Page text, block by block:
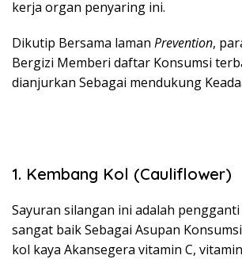
kerja organ penyaring ini.
Dikutip Bersama laman Prevention,
Bergizi Memberi daftar Konsumsi
dianjurkan Sebagai mendukung
1. Kembang Kol (Cauliflower)
Sayuran silangan ini adalah
sangat baik Sebagai Asupan
kol kaya Akansegera vitamin C,